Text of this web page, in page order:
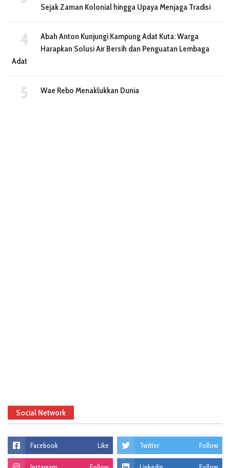
Sejak Zaman Kolonial hingga Upaya Menjaga Tradisi
Abah Anton Kunjungi Kampung Adat Kuta: Warga
Harapkan Solusi Air Bersih dan Penguatan Lembaga
Adat
Wae Rebo Menaklukkan Dunia
Social Network
Facebook Like Twitter Follow